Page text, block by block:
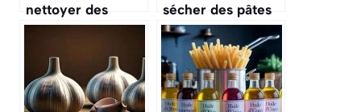
nettoyer des
palourdes pour
sable ?
sécher des pâtes
fraîches maison
sans machine ?